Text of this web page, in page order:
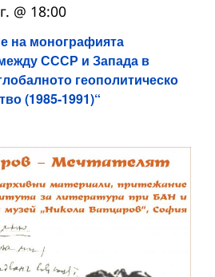
на монографията
СССР и Запада в
геополитическо
(1985-1991)“
@ 18:00